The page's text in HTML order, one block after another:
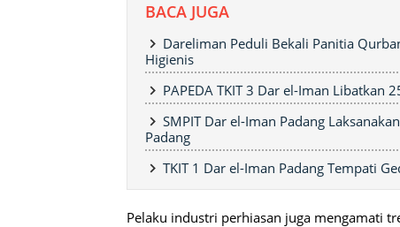
BACA JUGA
Dareliman Peduli Bekali Panitia
Higienis
PAPEDA TKIT 3 Dar el-Iman Libatkan
SMPIT Dar el-Iman Padang
Padang
TKIT 1 Dar el-Iman Padang Tempati
Pelaku industri perhiasan juga mengamati